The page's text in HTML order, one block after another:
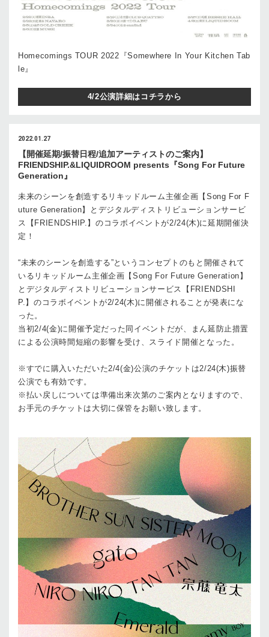
Homecomings TOUR 2022『Somewhere In Your Kitchen Tab
le』
4/2公演詳細はコチラから
2022.01.27
【開催延期/振替日程/追加アーティストのご案内】
FRIENDSHIP.&LIQUIDROOM presents『Song For Future
Generation』
未来のシーンを創造するリキッドルーム主催企画【Song For F
uture Generation】とデジタルディストリビューションサービ
ス【FRIENDSHIP.】のコラボイベントが2/24(木)に延期開催決
定！
“未来のシーンを創造する”というコンセプトのもと開催されて
いるリキッドルーム主催企画【Song For Future Generation】
とデジタルディストリビューションサービス【FRIENDSHI
P.】のコラボイベントが2/24(木)に開催されることが発表にな
った。
当初2/4(金)に開催予定だった同イベントだが、まん延防止措置
による公演時間短縮の影響を受け、スライド開催となった。
※すでに購入いただいた2/4(金)公演のチケットは2/24(木)振替
公演でも有効です。
※払い戻しについては準備出来次第のご案内となりますので、
お手元のチケットは大切に保管をお願い致します。